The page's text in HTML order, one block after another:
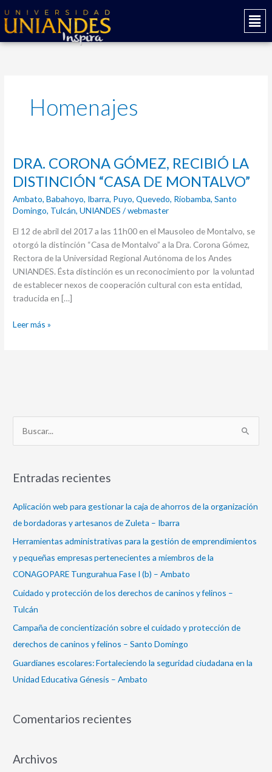
al
contenido
Main
Homenajes
DRA. CORONA GÓMEZ, RECIBIÓ LA
DISTINCIÓN “CASA DE MONTALVO”
Ambato,Babahoyo, Ibarra, Puyo,Quevedo, Riobamba,Santo
Domingo, Tulcán,UNIANDES /webmaster
El 12 de abril del 2017 a las 11h00 en el Mausoleo de Montalvo, se
otorgó la distinción “Casa de Montalvo” a la Dra. Corona Gómez,
Rectora de la Universidad Regional Autónoma de los Andes
UNIANDES. Ésta distinción es un reconocimiento por la voluntad
de establecer nexos de cooperación cultural con esta entidad,
traducida en […]
DRA.
GÓMEZ,
RECIBIÓ
LA
DISTINCIÓN
“CASA
DE
MONTALVO”
Leer más »
c
r
Entradas recientes
Aplicación web para gestionar la caja de ahorros de la organización
de bordadoras y artesanos de Zuleta – Ibarra
Herramientas administrativas para la gestión de emprendimientos
y pequeñas empresas pertenecientes a miembros de la
CONAGOPARE Tungurahua Fase I (b) – Ambato
Cuidado y protección de los derechos de caninos y felinos –
Tulcán
Campaña de concientización sobre el cuidado y protección de
derechos de caninos y felinos – Santo Domingo
Guardianes escolares: Fortaleciendo la seguridad ciudadana en la
Unidad Educativa Génesis – Ambato
Comentarios recientes
Archivos